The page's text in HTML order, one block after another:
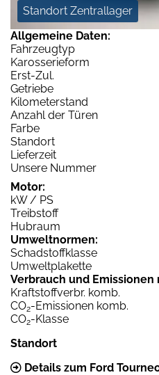
Standort Zentrallager
Allgemeine Daten:
Fahrzeugtyp
Karosserieform
Erst-Zul.
Getriebe
Kilometerstand
Anzahl der Türen
Farbe
Standort
Lieferzeit
Unsere Nummer
Motor:
kW / PS
Treibstoff
Hubraum
Umweltnormen:
Schadstoffklasse
Umweltplakette
Verbrauch und Emissionen
Kraftstoffverbr. komb.
CO2-Emissionen komb.
CO2-Klasse
Standort
Details zum Ford